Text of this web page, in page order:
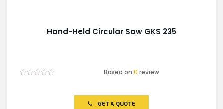
Hand-Held Circular Saw GKS 235
Based on0 review
GET A QUOTE